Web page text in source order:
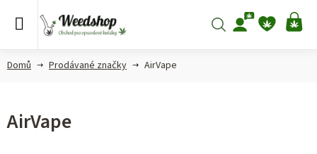
Hledat
Domů Prodávané značky AirVape
AirVape